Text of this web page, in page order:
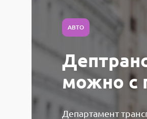
АВТО
можно с
Департамент